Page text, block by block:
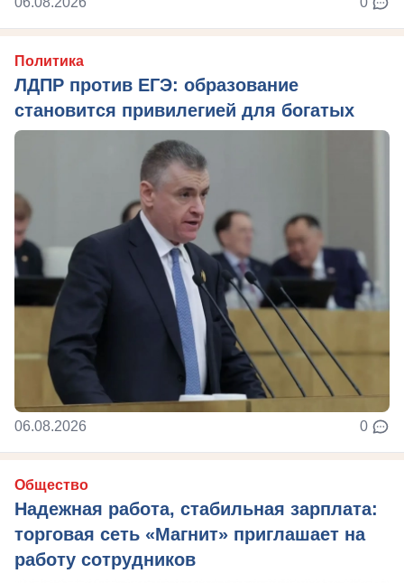
Политика
ЛДПР против ЕГЭ: образование
становится привилегией для богатых
06.08.2026 0
Общество
Надежная работа, стабильная зарплата:
торговая сеть «Магнит» приглашает на
работу сотрудников